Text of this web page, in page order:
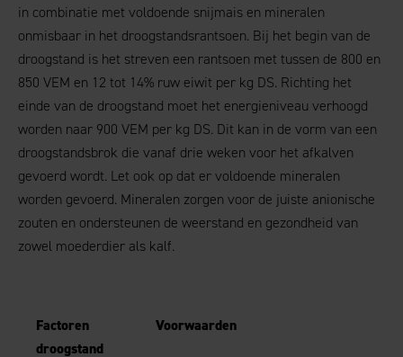
in combinatie met voldoende snijmais en mineralen
onmisbaar in het droogstandsrantsoen. Bij het begin van de
droogstand is het streven een rantsoen met tussen de 800 en
850 VEM en 12 tot 14% ruw eiwit per kg DS. Richting het
einde van de droogstand moet het energieniveau verhoogd
worden naar 900 VEM per kg DS. Dit kan in de vorm van een
droogstandsbrok die vanaf drie weken voor het afkalven
gevoerd wordt. Let ook op dat er voldoende mineralen
worden gevoerd. Mineralen zorgen voor de juiste anionische
zouten en ondersteunen de weerstand en gezondheid van
zowel moederdier als kalf.
Factoren
droogstand
Voorwaarden